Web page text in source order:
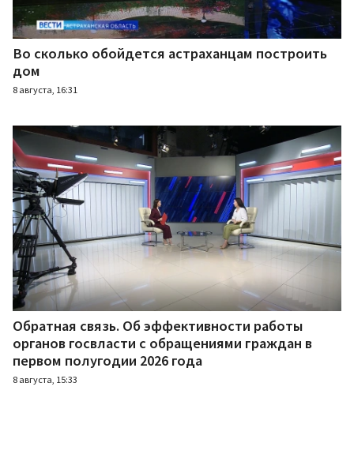
Во сколько обойдется астраханцам построить
дом
8 августа, 16:31
Обратная связь. Об эффективности работы
органов госвласти с обращениями граждан в
первом полугодии 2026 года
8 августа, 15:33